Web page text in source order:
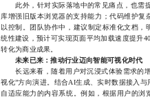
此外，针对实际落地中的常见痛点，也需
库增强旧版本浏览器的支持能力；代码维护复
以控制。团队协作中，建议制定标准化文档
统性建设，预计可实现页面平均加载速度提升
转化为商业成果。
未来已来：推动行业迈向智能可视化时代
长远来看，随着用户对沉浸式体验需求的增
视化”方向演进。结合AI生成、实时数据接入
自适应能力的内容系统。例如，根据用户的